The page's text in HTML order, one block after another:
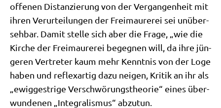
offe­nen Distan­zie­rung von der Ver­gan­gen­heit mit
ihren Ver­ur­tei­lun­gen der Frei­mau­re­rei sei unüber­
seh­bar. Damit stel­le sich aber die Fra­ge, „wie die
Kir­che der Frei­mau­re­rei begeg­nen will, da ihre jün­
ge­ren Ver­tre­ter kaum mehr Kennt­nis von der Loge
haben und reflex­ar­tig dazu nei­gen, Kri­tik an ihr als
„ewig­gest­ri­ge Ver­schwö­rungs­theo­rie“ eines über­
wun­de­nen „Inte­gra­lis­mus“ abzutun.